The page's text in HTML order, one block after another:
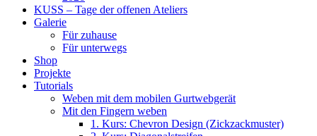
KUSS – Tage der offenen Ateliers
Galerie
Für zuhause
Für unterwegs
Shop
Projekte
Tutorials
Weben mit dem mobilen Gurtwebgerät
Mit den Fingern weben
1. Kurs: Chevron Design (Zickzackmuster)